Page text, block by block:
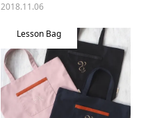
2018.11.06
Lesson Bag